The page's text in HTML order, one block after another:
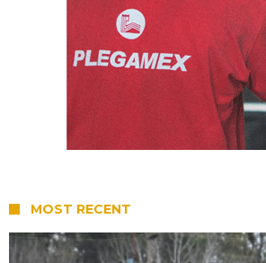
MOST RECENT